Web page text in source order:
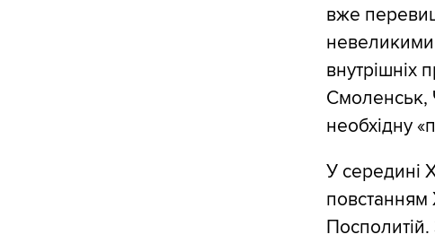
вже
внутрішніх
Смоленськ,
необхідну
У середині